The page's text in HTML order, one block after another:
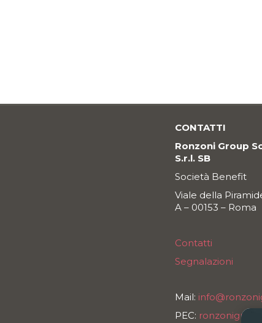
CONTATTI
Ronzoni Group
S.r.l. SB
Società Benefit
Viale della
A – 00153 – Roma
Contatti
Segnalazioni
Mail:
PEC: